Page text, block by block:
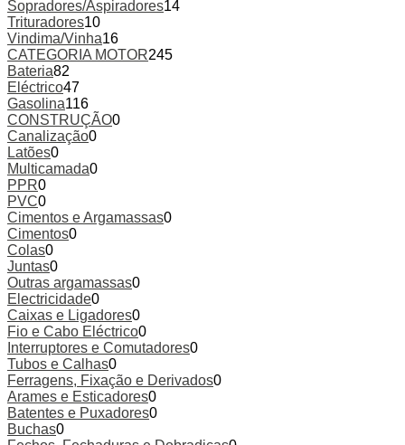
Sopradores/Aspiradores14
Trituradores10
Vindima/Vinha16
CATEGORIA MOTOR245
Bateria82
Eléctrico47
Gasolina116
CONSTRUÇÃO0
Canalização0
Latões0
Multicamada0
PPR0
PVC0
Cimentos e Argamassas0
Cimentos0
Colas0
Juntas0
Outras argamassas0
Electricidade0
Caixas e Ligadores0
Fio e Cabo Eléctrico0
Interruptores e Comutadores0
Tubos e Calhas0
Ferragens, Fixação e Derivados0
Arames e Esticadores0
Batentes e Puxadores0
Buchas0